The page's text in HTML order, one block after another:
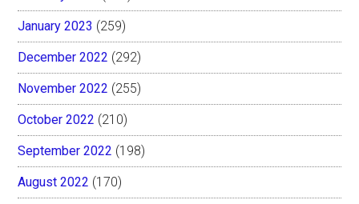
January 2023 (259)
December 2022 (292)
November 2022 (255)
October 2022 (210)
September 2022 (198)
August 2022 (170)